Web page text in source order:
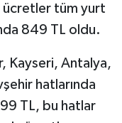
ücretler tüm yurt
849 TL oldu.
Kayseri, Antalya,
hatlarında
TL, bu hatlar